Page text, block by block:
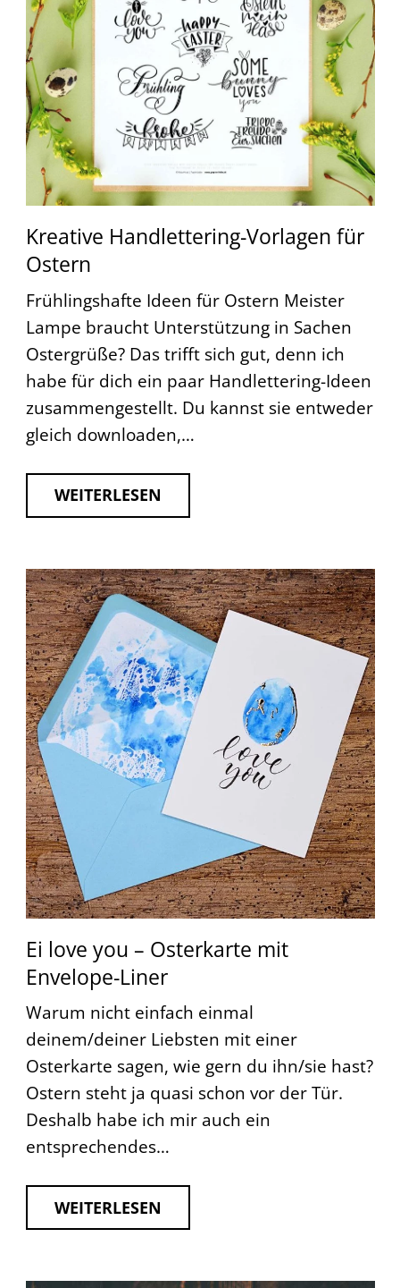
Kreative Handlettering-Vorlagen für
Ostern
Frühlingshafte Ideen für Ostern Meister
Lampe braucht Unterstützung in Sachen
Ostergrüße? Das trifft sich gut, denn ich
habe für dich ein paar Handlettering-Ideen
zusammengestellt. Du kannst sie entweder
gleich downloaden,…
WEITERLESEN
Ei love you – Osterkarte mit
Envelope-Liner
Warum nicht einfach einmal
deinem/deiner Liebsten mit einer
Osterkarte sagen, wie gern du ihn/sie hast?
Ostern steht ja quasi schon vor der Tür.
Deshalb habe ich mir auch ein
entsprechendes…
WEITERLESEN